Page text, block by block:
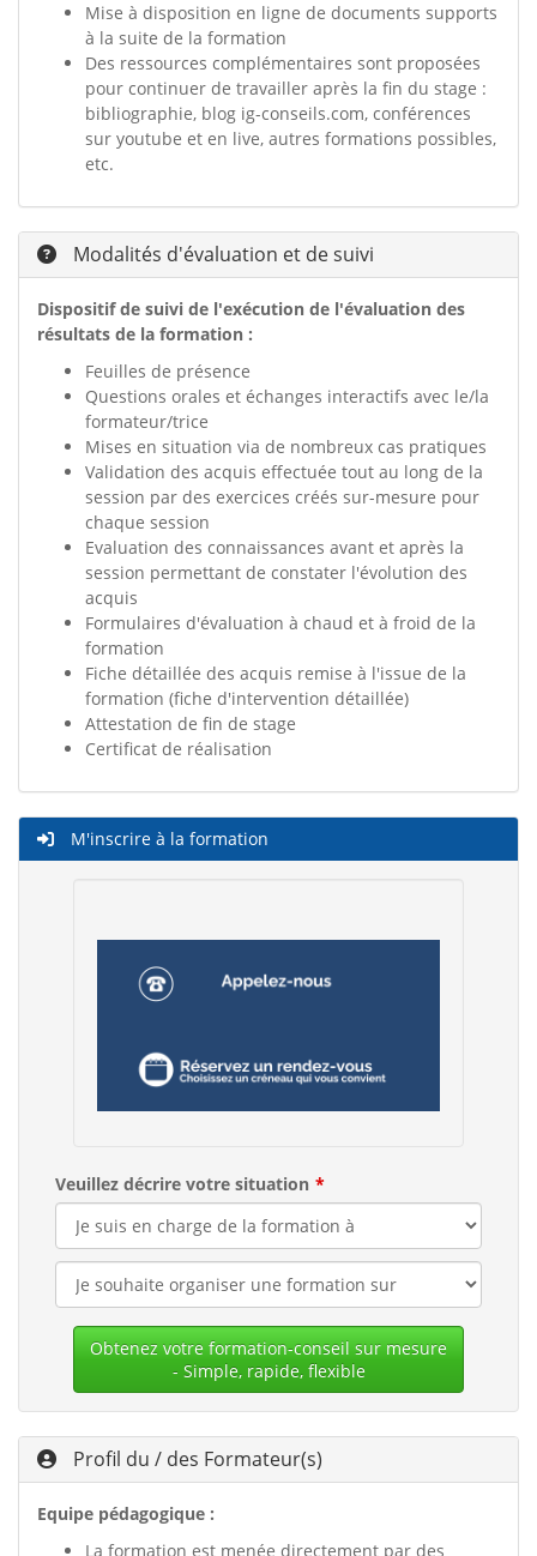
Mise à disposition en ligne de documents supports
à la suite de la formation
Des ressources complémentaires sont proposées
pour continuer de travailler après la fin du stage :
bibliographie, blog ig-conseils.com, conférences
sur youtube et en live, autres formations possibles,
etc.
Modalités d'évaluation et de suivi
Dispositif de suivi de l'exécution de l'évaluation des
résultats de la formation :
Feuilles de présence
Questions orales et échanges interactifs avec le/la
formateur/trice
Mises en situation via de nombreux cas pratiques
Validation des acquis effectuée tout au long de la
session par des exercices créés sur-mesure pour
chaque session
Evaluation des connaissances avant et après la
session permettant de constater l'évolution des
acquis
Formulaires d'évaluation à chaud et à froid de la
formation
Fiche détaillée des acquis remise à l'issue de la
formation (fiche d'intervention détaillée)
Attestation de fin de stage
Certificat de réalisation
M'inscrire à la formation
Veuillez décrire votre situation
Obtenez votre formation-conseil sur mesure
- Simple, rapide, flexible
Profil du / des Formateur(s)
Equipe pédagogique :
La formation est menée directement par des